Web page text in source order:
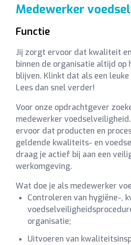
Medewerker
Functie
Jij zorgt ervoor dat kwaliteit
binnen de organisatie altijd op
blijven. Klinkt dat als een
Lees dan snel verder!
Voor onze opdrachtgever
medewerker
ervoor dat producten en
geldende kwaliteits- en
draag je actief bij aan een
werkomgeving.
Wat doe je als medewerker
Controleren van hygiëne-,
organisatie;
Uitvoeren van